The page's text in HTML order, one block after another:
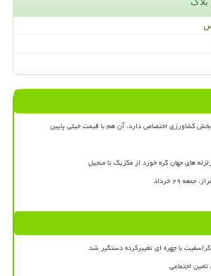
های جهان گره خورد از مکزیک تا منجیل
۲۹ خرداد
اجتماعی